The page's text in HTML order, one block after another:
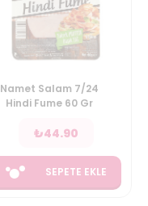
Namet Salam 7/24
Hindi Fume 60 Gr
₺44.90
SEPETE EKLE